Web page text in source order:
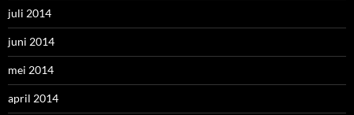
juli 2014
juni 2014
mei 2014
april 2014